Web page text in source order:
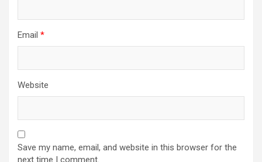
Email *
Website
Save my name, email, and website in this browser for the
next time I comment.